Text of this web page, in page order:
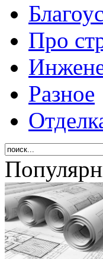
Про
Разное